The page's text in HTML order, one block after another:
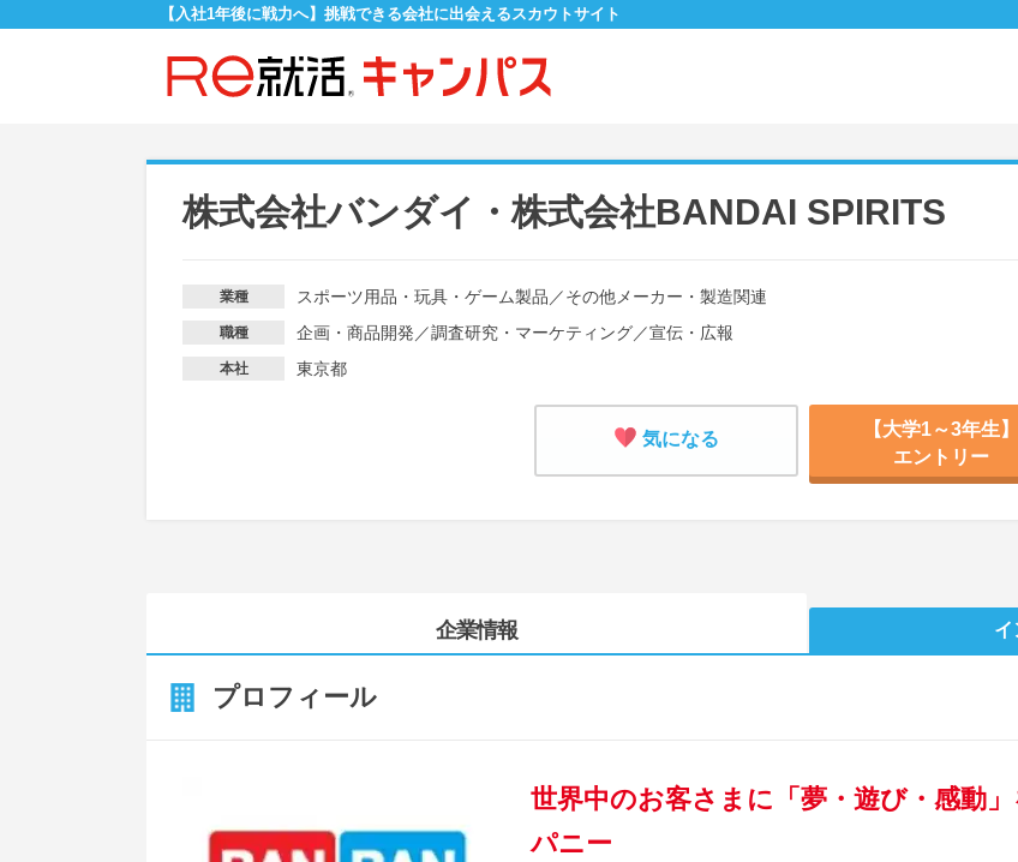
【入社1年後に戦力へ】挑戦できる会社に出会えるスカウトサイト
株式会社バンダイ・株式会社BANDAI SPIRITS
業種 スポーツ用品・玩具・ゲーム製品 ／その他メーカー・製造関連
職種 企画・商品開発 ／調査研究・マーケティング／宣伝・広報
本社 東京都
気になる
【大学1～3年生】
エントリー
企業情報 イ
プロフィール
世界中のお客さまに「夢・遊び・感動
パニー